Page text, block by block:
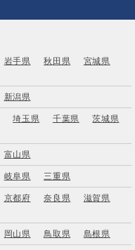
岩手県 秋田県
宮城県
新潟県
埼玉県 千葉県
茨城県
富山県
岐阜県 三重県
京都府 奈良県
滋賀県
岡山県 鳥取県 島根県